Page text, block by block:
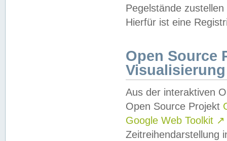
Pegelstände
Hierfür ist eine
Open Source
Visualisierung
Aus der interaktiven
Open Source Projekt
Google Web Toolkit ↗
Zeitreihendarstellung